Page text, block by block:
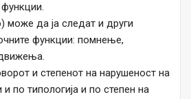
може да ја следат и други
функции: помнење,
и степенот на нарушеност на
по типологија и по степен на